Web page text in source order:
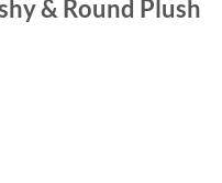
Legg til i
& Round Plush